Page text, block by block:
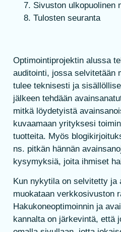
Sivuston ulkopuolinen
Tulosten seuranta
Optimointiprojektin alussa
auditointi, jossa selvitetään
tulee teknisesti ja
jälkeen tehdään
mitkä löydetyistä
kuvaamaan yrityksesi
tuotteita. Myös
ns. pitkän hännän
kysymyksiä, joita ihmiset
Kun nykytila on selvitetty ja
muokataan verkkosivuston
Hakukoneoptimoinnin ja
kannalta on järkevintä, että